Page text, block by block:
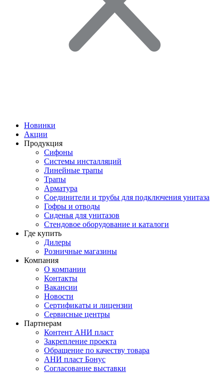
Новинки
Акции
Продукция
Сифоны
Системы инсталляций
Линейные трапы
Трапы
Арматура
Соединители и трубы для подключения унитаза
Гофры и отводы
Сиденья для унитазов
Стендовое оборудование и каталоги
Где купить
Дилеры
Розничные магазины
Компания
О компании
Контакты
Вакансии
Новости
Сертификаты и лицензии
Сервисные центры
Партнерам
Контент АНИ пласт
Закрепление проекта
Обращение по качеству товара
АНИ пласт Бонус
Согласование выставки